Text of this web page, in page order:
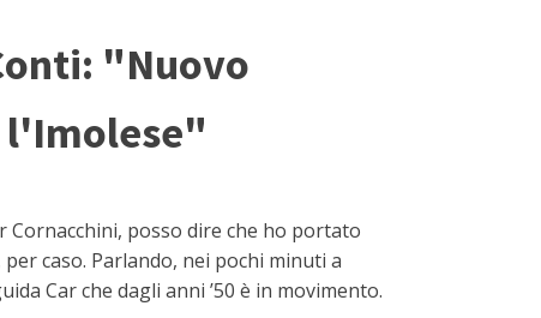
"Nuovo
l'Imolese"
Cornacchini, posso dire che ho portato
caso. Parlando, nei pochi minuti a
Car che dagli anni ’50 è in movimento.